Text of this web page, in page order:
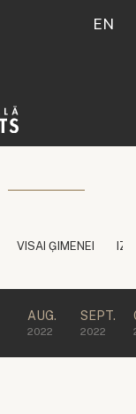
EN
VISAI ĢIMENEI
AUG.
2022
SEPT.
2022